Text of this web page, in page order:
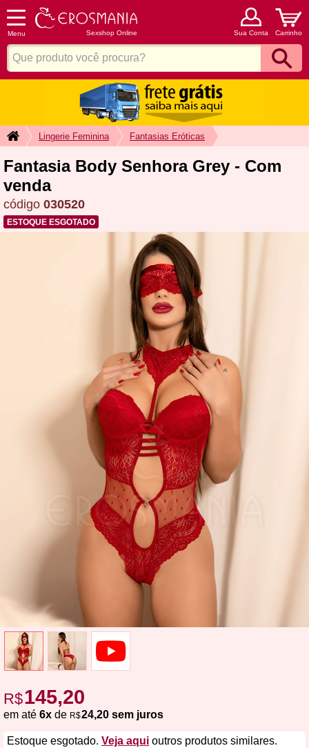
Menu Sexshop Online Sua Conta Carrinho
Lingerie Feminina Fantasias Eróticas
Fantasia Body Senhora Grey - Com
venda
código 030520
ESTOQUE ESGOTADO
R$145,20
em até 6x de R$24,20 sem juros
Estoque esgotado. Veja aqui outros produtos similares.